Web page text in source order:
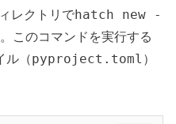
レクトリでhatch new -
このコマンドを実行する
ル（pyproject.toml ）